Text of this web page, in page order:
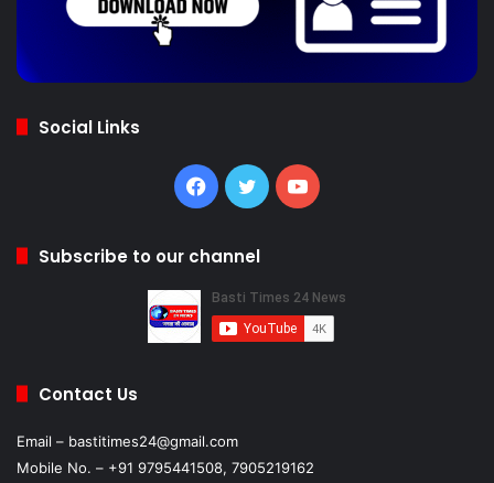
Social Links
Facebook
TwitterYouTube
Subscribe to our channel
Contact Us
Email – bastitimes24@gmail.com
Mobile No. – +91 9795441508, 7905219162